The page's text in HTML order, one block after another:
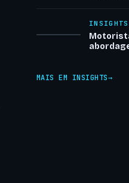
INSIGHTS
MAIS EM INSIGHTS